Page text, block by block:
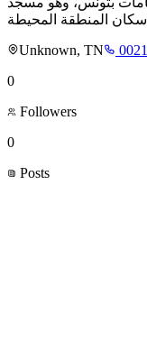
Unknown, TN
0
Followers
0
Posts